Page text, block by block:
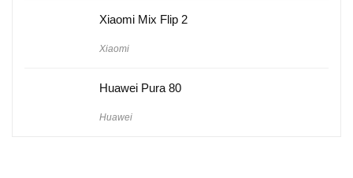
Xiaomi Mix Flip 2
Xiaomi
Huawei Pura 80
Huawei